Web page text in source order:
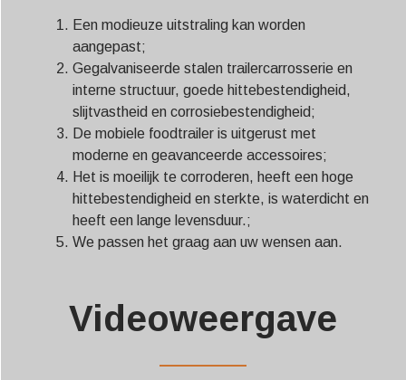
Een modieuze uitstraling kan worden
aangepast;
Gegalvaniseerde stalen trailercarrosserie en
interne structuur, goede hittebestendigheid,
slijtvastheid en corrosiebestendigheid;
De mobiele foodtrailer is uitgerust met
moderne en geavanceerde accessoires;
Het is moeilijk te corroderen, heeft een hoge
hittebestendigheid en sterkte, is waterdicht en
heeft een lange levensduur.;
We passen het graag aan uw wensen aan.
Videoweergave
——————